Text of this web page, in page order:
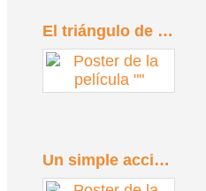
El triángulo de la tristeza (2022)
Un simple accidente (2025)